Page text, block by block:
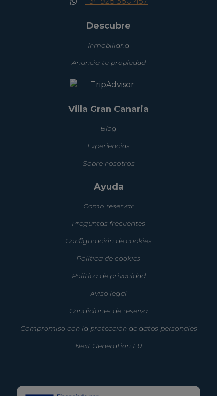
Descubre
Inmobiliaria
Anuncia tu propiedad
Villa Gran Canaria
Blog
Experiencias
Sobre nosotros
Ayuda
Como reservar
Preguntas frecuentes
Configuración de cookies
Política de cookies
Política de privacidad
Aviso legal
Condiciones de reserva
Compromiso con la protección de datos personales
Next Generation EU